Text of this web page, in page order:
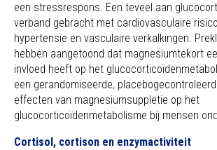
een stressrespons. Een teveel aan
verband gebracht met cardiovasculaire
hypertensie en vasculaire verkalkingen.
hebben aangetoond dat magnesiumtekort
invloed heeft op het
een gerandomiseerde,
effecten van magnesiumsuppletie op het
glucocorticoïdenmetabolisme bij mensen
Cortisol, cortison en enzymactiviteit